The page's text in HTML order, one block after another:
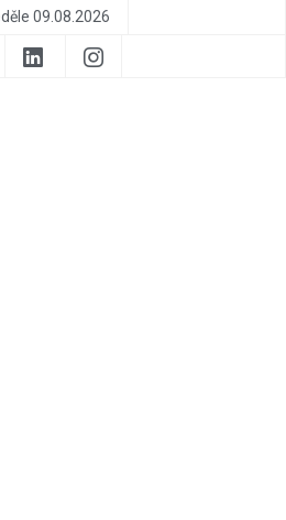
09.08.2026